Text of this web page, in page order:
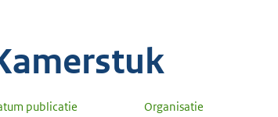
publicatie Organisatie